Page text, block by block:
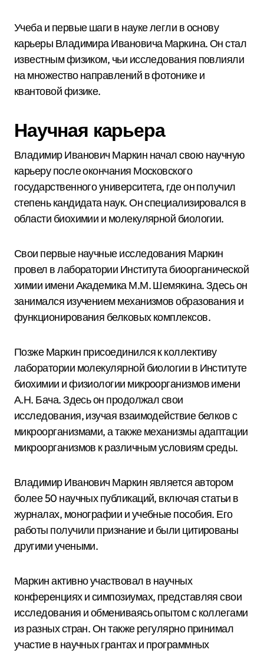
Учеба и первые шаги в науке легли в основу
карьеры Владимира Ивановича Маркина. Он стал
известным физиком, чьи исследования повлияли
на множество направлений в фотонике и
квантовой физике.
Научная карьера
Владимир Иванович Маркин начал свою научную
карьеру после окончания Московского
государственного университета, где он получил
степень кандидата наук. Он специализировался в
области биохимии и молекулярной биологии.
Свои первые научные исследования Маркин
провел в лаборатории Института биоорганической
химии имени Академика М.М. Шемякина. Здесь он
занимался изучением механизмов образования и
функционирования белковых комплексов.
Позже Маркин присоединился к коллективу
лаборатории молекулярной биологии в Институте
биохимии и физиологии микроорганизмов имени
А.Н. Бача. Здесь он продолжал свои
исследования, изучая взаимодействие белков с
микроорганизмами, а также механизмы адаптации
микроорганизмов к различным условиям среды.
Владимир Иванович Маркин является автором
более 50 научных публикаций, включая статьи в
журналах, монографии и учебные пособия. Его
работы получили признание и были цитированы
другими учеными.
Маркин активно участвовал в научных
конференциях и симпозиумах, представляя свои
исследования и обмениваясь опытом с коллегами
из разных стран. Он также регулярно принимал
участие в научных грантах и программных